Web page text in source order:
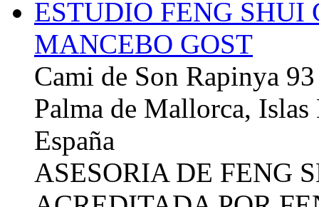
ESTUDIO FENG
MANCEBO GOST
Cami de Son Rapinya 93
Palma de Mallorca, Islas
España
ASESORIA DE FENG